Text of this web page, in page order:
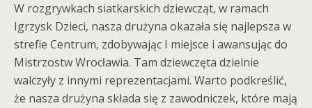
W rozgrywkach siatkarskich dziewcząt, w ramach
Igrzysk Dzieci, nasza drużyna okazała się najlepsza w
strefie Centrum, zdobywając I miejsce i awansując do
Mistrzostw Wrocławia. Tam dziewczęta dzielnie
walczyły z innymi reprezentacjami. Warto podkreślić,
że nasza drużyna składa się z zawodniczek, które mają